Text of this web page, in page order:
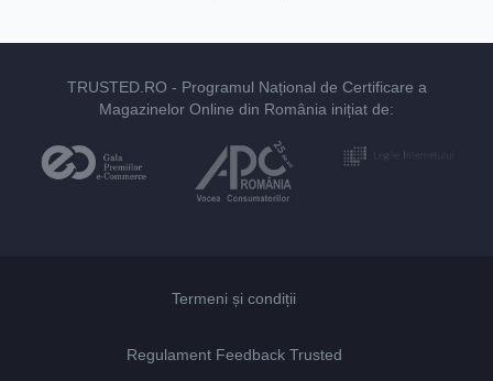
TRUSTED.RO - Programul Național de Certificare a
Magazinelor Online din România inițiat de:
Termeni și condiții
Regulament Feedback Trusted